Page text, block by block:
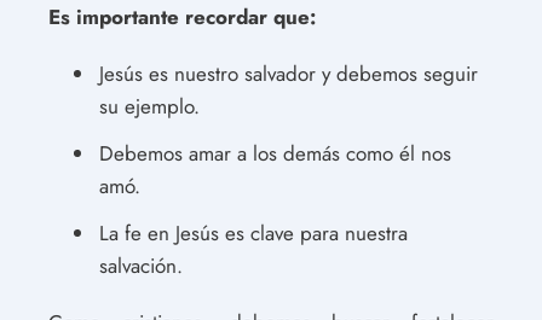
Es importante recordar que:
Jesús es nuestro salvador y debemos seguir
su ejemplo.
Debemos amar a los demás como él nos
amó.
La fe en Jesús es clave para nuestra
salvación.